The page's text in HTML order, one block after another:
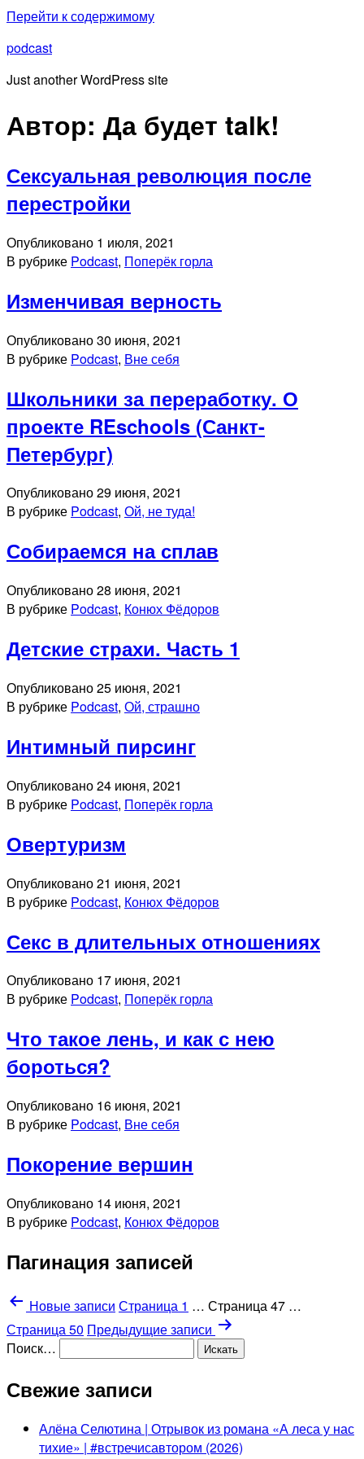
Перейти к содержимому
podcast
Just another WordPress site
Автор: Да будет talk!
Сексуальная революция после
перестройки
Опубликовано 1 июля, 2021
В рубрике Podcast, Поперёк горла
Изменчивая верность
Опубликовано30 июня, 2021
В рубрике Podcast, Вне себя
Школьники за переработку. О
проекте REschools (Санкт-
Петербург)
Опубликовано29 июня, 2021
В рубрике Podcast, Ой, не туда!
Собираемся на сплав
Опубликовано28 июня, 2021
В рубрике Podcast, Конюх Фёдоров
Детские страхи. Часть 1
Опубликовано25 июня, 2021
В рубрике Podcast, Ой, страшно
Интимный пирсинг
Опубликовано24 июня, 2021
В рубрике Podcast, Поперёк горла
Овертуризм
Опубликовано21 июня, 2021
В рубрике Podcast, Конюх Фёдоров
Секс в длительных отношениях
Опубликовано 17 июня, 2021
В рубрике Podcast, Поперёк горла
Что такое лень, и как с нею
бороться?
Опубликовано 16 июня, 2021
В рубрике Podcast, Вне себя
Покорение вершин
Опубликовано 14 июня, 2021
В рубрике Podcast, Конюх Фёдоров
Пагинация записей
Новыезаписи Страница 1 … Страница 47 …
Страница 50 Предыдущиезаписи
Поиск…
Свежие записи
Алёна Селютина | Отрывок из романа «А леса у нас
тихие» | #встречисавтором (2026)